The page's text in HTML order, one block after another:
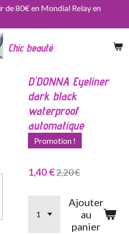
Chic beauté
80€ en Mondial Relay en
D'DONNA Eyeliner
dark black
waterproof
automatique
Promotion !
1,40 €2,20 €
Ajouter
au
panier